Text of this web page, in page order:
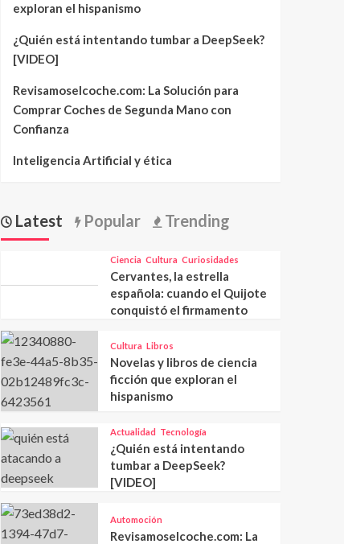
exploran el hispanismo
¿Quién está intentando tumbar a DeepSeek?
[VIDEO]
Revisamoselcoche.com: La Solución para
Comprar Coches de Segunda Mano con
Confianza
Inteligencia Artificial y ética
Latest Popular Trending
Ciencia Cultura Curiosidades
Cervantes, la estrella
española: cuando el Quijote
conquistó el firmamento
Cultura Libros
Novelas y libros de ciencia
ficción que exploran el
hispanismo
Actualidad Tecnología
¿Quién está intentando
tumbar a DeepSeek?
[VIDEO]
Automoción
Revisamoselcoche.com: La